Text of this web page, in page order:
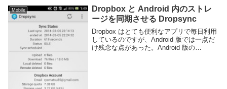
Mobile
Dropbox と Android 内のストレ
ージを同期させる Dropsync
Dropbox はとても便利なアプリで毎日利用
しているのですが、Android 版では一点だ
け残念な点があった。Android 版の